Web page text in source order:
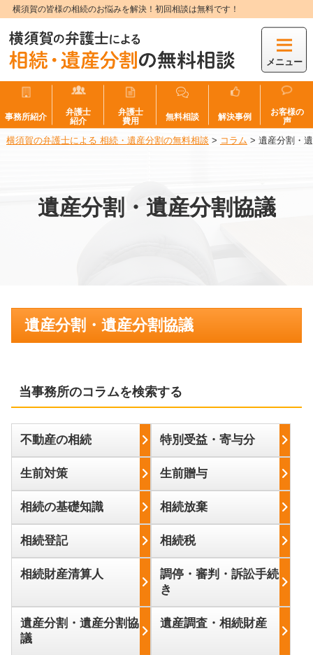
横須賀の皆様の相続のお悩みを解決！初回相談は無料です！
メニュー
事務所紹介
弁護士
紹介
弁護士
費用
無料相談 解決事例
お客様の
声
横須賀の弁護士による 相続・遺産分割の無料相談 > コラム > 遺産分割・
遺産分割・遺産分割協議
遺産分割・遺産分割協議
当事務所のコラムを検索する
不動産の相続 特別受益・寄与分
生前対策 生前贈与
相続の基礎知識 相続放棄
相続登記 相続税
相続財産清算人
調停・審判・訴訟手続
き
遺産分割・遺産分割協
議
遺産調査・相続財産